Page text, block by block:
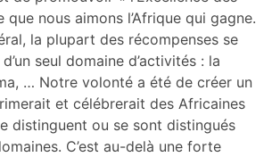
que nous aimons l’Afrique qui gagne.
la plupart des récompenses se
seul domaine d’activités : la
… Notre volonté a été de créer un
et célébrerait des Africaines
distinguent ou se sont distingués
C’est au-delà une forte